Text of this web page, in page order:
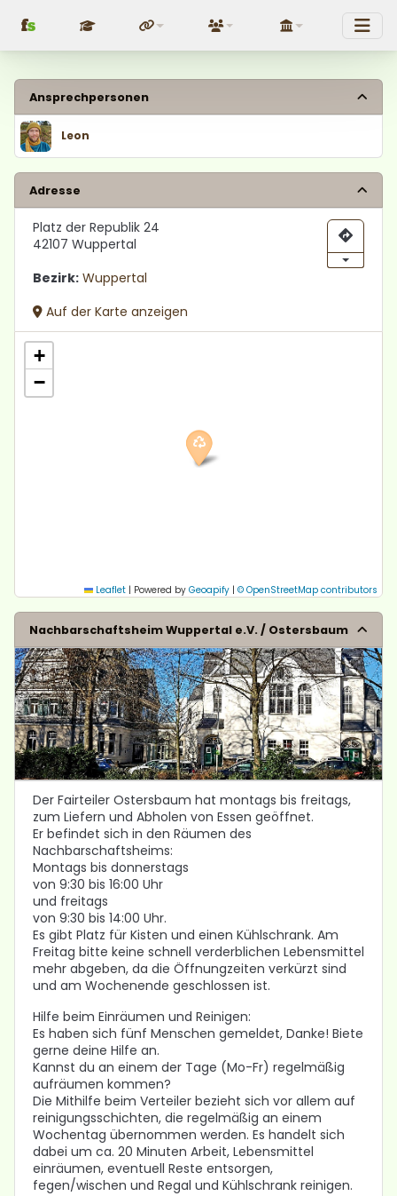
fs FundraisingÜber uns Politik
Ansprechpersonen
Leon
Adresse
Platz der Republik 24
42107 Wuppertal
Bezirk: Wuppertal
Auf der Karte anzeigen
+
−
Leaflet | Powered by Geoapify | © OpenStreetMap contributors
Nachbarschaftsheim Wuppertal e.V. / Ostersbaum
Der Fairteiler Ostersbaum hat montags bis freitags,
zum Liefern und Abholen von Essen geöffnet.
Er befindet sich in den Räumen des
Nachbarschaftsheims:
Montags bis donnerstags
von 9:30 bis 16:00 Uhr
und freitags
von 9:30 bis 14:00 Uhr.
Es gibt Platz für Kisten und einen Kühlschrank. Am
Freitag bitte keine schnell verderblichen Lebensmittel
mehr abgeben, da die Öffnungzeiten verkürzt sind
und am Wochenende geschlossen ist.
Hilfe beim Einräumen und Reinigen:
Es haben sich fünf Menschen gemeldet, Danke! Biete
gerne deine Hilfe an.
Kannst du an einem der Tage (Mo-Fr) regelmäßig
aufräumen kommen?
Die Mithilfe beim Verteiler bezieht sich vor allem auf
reinigungsschichten, die regelmäßig an einem
Wochentag übernommen werden. Es handelt sich
dabei um ca. 20 Minuten Arbeit, Lebensmittel
einräumen, eventuell Reste entsorgen,
fegen/wischen und Regal und Kühlschrank reinigen.